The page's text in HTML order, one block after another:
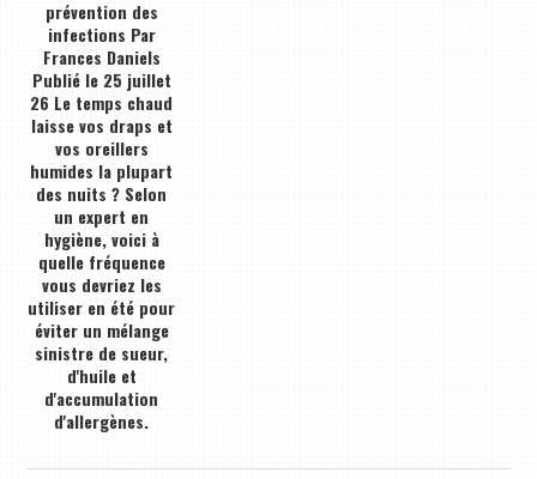
prévention des
infections Par
Frances Daniels
Publié le 25 juillet
26 Le temps chaud
laisse vos draps et
vos oreillers
humides la plupart
des nuits ? Selon
un expert en
hygiène, voici à
quelle fréquence
vous devriez les
utiliser en été pour
éviter un mélange
sinistre de sueur,
d'huile et
d'accumulation
d'allergènes.